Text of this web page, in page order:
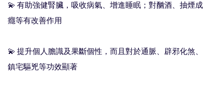
💫 有助強健腎臟，吸收病氣、增進睡眠；對酗酒、抽煙成
癮等有改善作用
💫 提升個人膽識及果斷個性，而且對於通脈、辟邪化煞、
鎮宅驅兇等功效顯著